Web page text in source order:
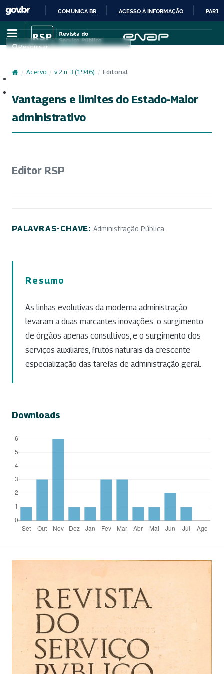
IR
PARA
CONTEÚDO
COMUNICA BR ACESSO À INFORMAÇÃO
Pesquisar
/ Acervo / v. 2 n. 3 (1946) / Editorial
Vantagens e limites do Estado-Maior
administrativo
Editor RSP
PALAVRAS-CHAVE: Administração Pública
Resumo
As linhas evolutivas da moderna administração
levaram a duas marcantes inovações: o surgimento
de órgãos apenas consultivos, e o surgimento dos
serviços auxiliares, frutos naturais da crescente
especialização das tarefas de administração geral.
Downloads